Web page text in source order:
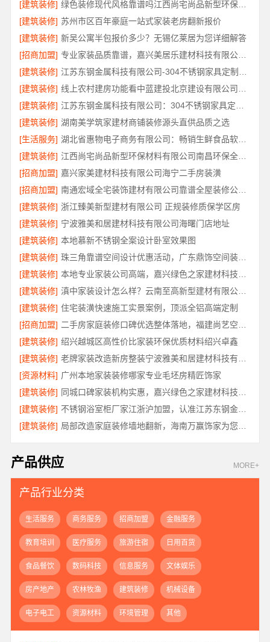
[建筑装修]
绿色装修现代风格靠谱吗江西尚宅尚品新型环保材料有限公司
[建筑装修] 苏州市区百年豪庭一站式家装老房翻新报价
[建筑装修] 新吴公寓半包报价多少？无锡亿莱居为您详细解答
[招商加盟]
专业家装品质靠谱，嘉兴美居乐建材科技有限公司装修
[建筑装修]
[建筑装修]
[建筑装修]
[建筑装修] 湖南美学筑家建材商铺装修源头直供品质之选
[生活服务]
湖北省惠物电子商务有限公司：畅销生鲜食品软件功能解析
[建筑装修]
江西尚宅尚品新型环保材料有限公司南昌环保全屋定制口碑
[招商加盟] 嘉兴家美建材科技有限公司海宁二手房装潢
[招商加盟]
南通宏域全宅装饰建材有限公司靠谱全屋装修公司价格
[建筑装修] 浙江臻美新型建材有限公司 正规装修质保学区房
[建筑装修] 宁波雅美和居建材科技有限公司海曙门店地址
[建筑装修] 本地慕新不锈钢全案设计卧室效果图
[建筑装修]
珠三角靠谱空间设计优惠活动，广东鼎饰空间装饰工程有限公司
[建筑装修]
[建筑装修]
滇中家装设计怎么样？云南至高新型建材有限公司专业靠谱
[建筑装修] 住宅装潢快速施工实景案例，顶派全铝高端定制
[招商加盟]
[建筑装修] 绍兴越城区高性价比家装环保优质材料绍兴卓鑫
[建筑装修]
[资源材料] 广州本地家装装修哪家专业毛坯房精匠饰家
[建筑装修]
[建筑装修]
不锈钢浴室柜厂家江浙沪加盟，认准江苏东钢金属科技有限公司
[建筑装修]
产品供应 MORE+
产品行业分类
生活服务 商务服务 招商加盟 金融服务
教育培训 医疗服务 旅游住宿 日用百货
食品餐饮 数码科技 信息服务 文体娱乐
房产地产 农林牧渔 建筑装修 机械设备
电子电工 资源材料 环境管理 其他